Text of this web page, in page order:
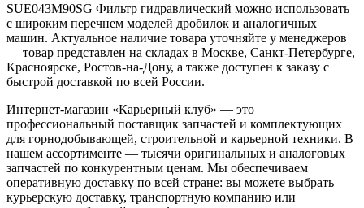
SUE043M90SG Фильтр гидравлический можно использовать
с широким перечнем моделей дробилок и аналогичных
машин. Актуальное наличие товара уточняйте у менеджеров
— товар представлен на складах в Москве, Санкт-Петербурге,
Красноярске, Ростов-на-Дону, а также доступен к заказу с
быстрой доставкой по всей России.
Интернет-магазин «Карьерный клуб» — это
профессиональный поставщик запчастей и комплектующих
для горнодобывающей, строительной и карьерной техники. В
нашем ассортименте — тысячи оригинальных и аналоговых
запчастей по конкурентным ценам. Мы обеспечиваем
оперативную доставку по всей стране: вы можете выбрать
курьерскую доставку, транспортную компанию или